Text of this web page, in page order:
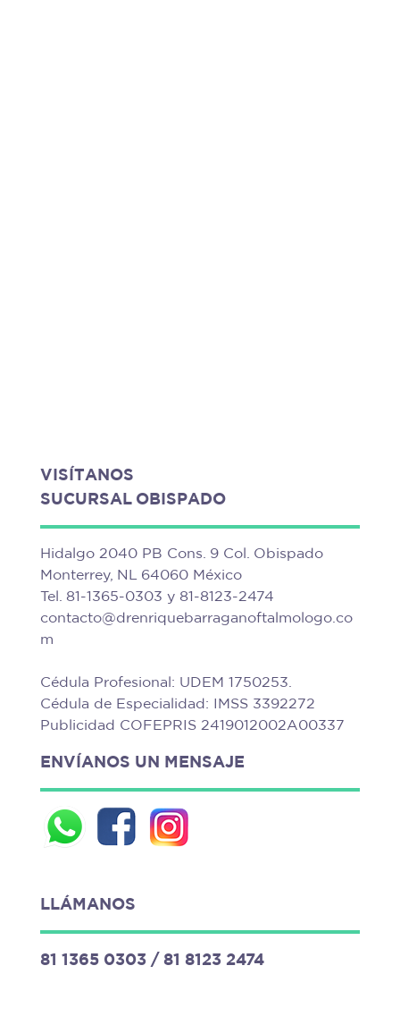
VISÍTANOS
SUCURSAL OBISPADO
Hidalgo 2040 PB Cons. 9 Col. Obispado
Monterrey, NL 64060 México
Tel. 81-1365-0303 y 81-8123-2474
contacto@drenriquebarraganoftalmologo.co
m
Cédula Profesional: UDEM 1750253.
Cédula de Especialidad: IMSS 3392272
Publicidad COFEPRIS 2419012002A00337
ENVÍANOS UN MENSAJE
LLÁMANOS
81 1365 0303 / 81 8123 2474